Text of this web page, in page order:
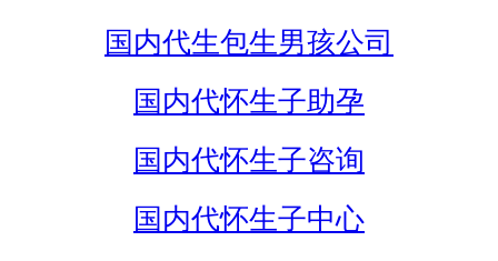
国内代生包生男孩公司
国内代怀生子助孕
国内代怀生子咨询
国内代怀生子中心